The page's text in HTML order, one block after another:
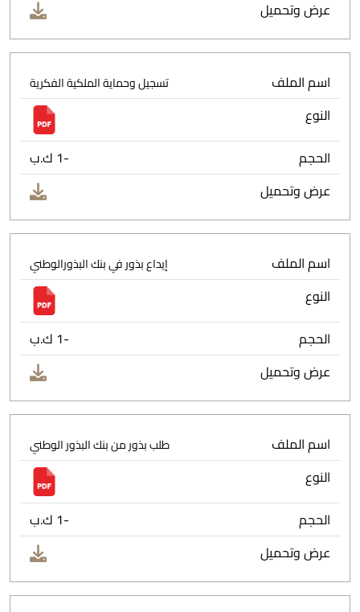
عرض وتحميل
اسم الملف تسجيل وحماية الملكية الفكرية
النوع
الحجم
-1 ك.ب
عرض وتحميل
اسم الملف إيداع بذور في بنك البذورالوطني
النوع
الحجم
-1 ك.ب
عرض وتحميل
اسم الملف طلب بذور من بنك البذور الوطني
النوع
الحجم
-1 ك.ب
عرض وتحميل